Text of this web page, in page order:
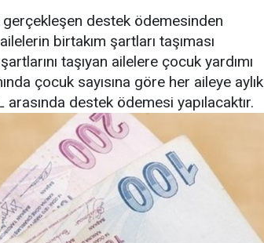
gerçekleşen destek ödemesinden
birtakım şartları taşıması
taşıyan ailelere çocuk yardımı
çocuk sayısına göre her aileye aylık
destek ödemesi yapılacaktır.